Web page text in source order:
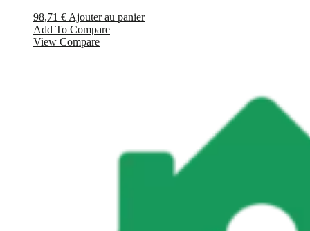
98,71 €Ajouter au panier
Add To Compare
View Compare